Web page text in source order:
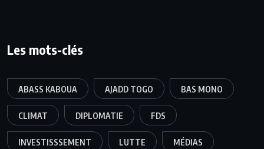
Les mots-clés
ABASS KABOUA AJADD TOGO BAS MONO
CLIMAT DIPLOMATIE FDS
INVESTISSSEMENT LUTTE MÉDIAS